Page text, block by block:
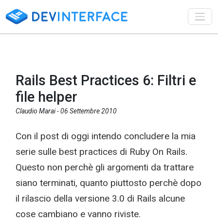
Rails Best Practices 6: Filtri e
file helper
Claudio Marai -06 Settembre 2010
Con il post di oggi intendo concludere la mia
serie sulle best practices di Ruby On Rails.
Questo non perchè gli argomenti da trattare
siano terminati, quanto piuttosto perchè dopo
il rilascio della versione 3.0 di Rails alcune
cose cambiano e vanno riviste.